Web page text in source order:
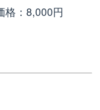
格：8,000円